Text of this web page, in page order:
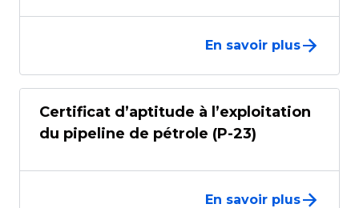
En savoir plus
Certificat d’aptitude à l’exploitation
du pipeline de pétrole (P-23)
En savoir plus